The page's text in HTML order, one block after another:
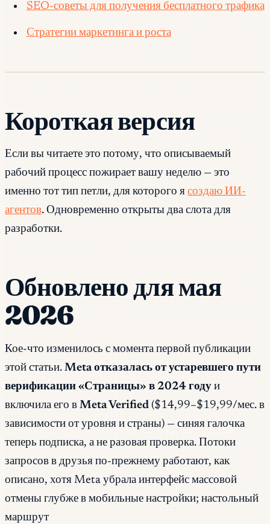
SEO-советы для получения бесплатного трафика
Стратегии маркетинга и роста
Короткая версия
Если вы читаете это потому, что описываемый
рабочий процесс пожирает вашу неделю — это
именно тот тип петли, для которого я создаю ИИ-
агентов. Одновременно открыты два слота для
разработки.
Обновлено для мая
2026
Кое-что изменилось с момента первой публикации
этой статьи. Meta отказалась от устаревшего пути
верификации «Страницы» в 2024 году и
включила его в Meta Verified ($14,99–$19,99/мес. в
зависимости от уровня и страны) — синяя галочка
теперь подписка, а не разовая проверка. Потоки
запросов в друзья по-прежнему работают, как
описано, хотя Meta убрала интерфейс массовой
отмены глубже в мобильные настройки; настольный
маршрут